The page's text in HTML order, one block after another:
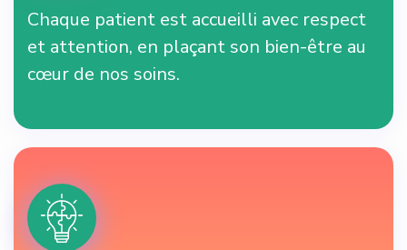
Chaque patient est accueilli avec respect
et attention, en plaçant son bien-être au
cœur de nos soins.